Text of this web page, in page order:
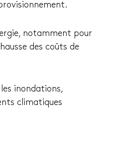
notamment pour
des coûts de
inondations,
climatiques